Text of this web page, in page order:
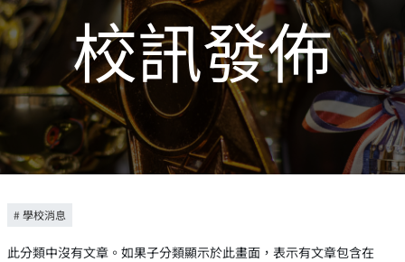
校訊發佈
學校消息
此分類中沒有文章。如果子分類顯示於此畫面，表示有文章包含在